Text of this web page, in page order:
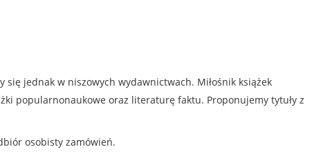
jednak w niszowych wydawnictwach. Miłośnik książek
popularnonaukowe oraz literaturę faktu. Proponujemy tytuły z
osobisty zamówień.